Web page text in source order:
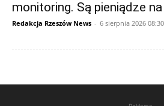
monitoring. Są pieniądze
Redakcja Rzeszów News - 6 sierpnia 2026 08:30